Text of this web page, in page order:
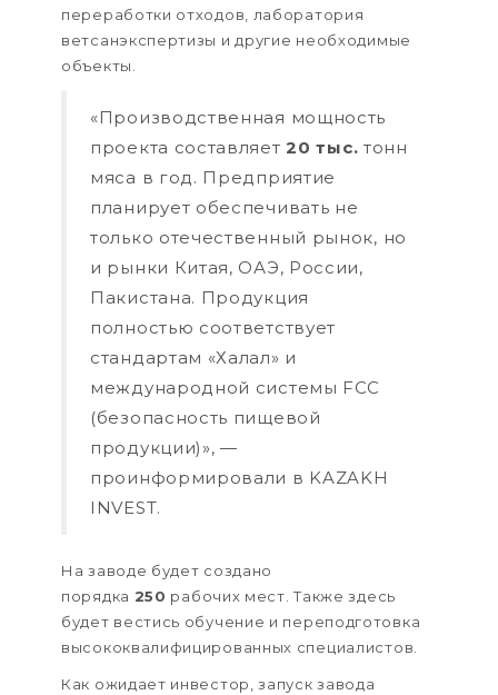
переработки отходов, лаборатория
ветсанэкспертизы и другие необходимые
объекты.
«Производственная мощность
проекта составляет20 тыс. тонн
мяса в год. Предприятие
планирует обеспечивать не
только отечественный рынок, но
и рынки Китая, ОАЭ, России,
Пакистана. Продукция
полностью соответствует
стандартам «Халал» и
международной системы FCC
(безопасность пищевой
продукции)», —
проинформировали в KAZAKH
INVEST.
На заводе будет создано
порядка 250 рабочих мест. Также здесь
будет вестись обучение и переподготовка
высококвалифицированных специалистов.
Как ожидает инвестор, запуск завода